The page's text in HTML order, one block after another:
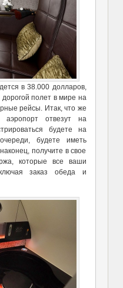
в 38.000 долларов,
полет в мире на
рейсы. Итак, что же
отвезут на
будете на
будете иметь
получите в свое
которые все ваши
заказ обеда и